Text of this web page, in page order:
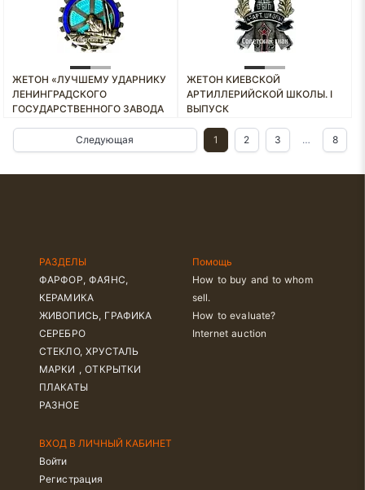
ЖЕТОН «ЛУЧШЕМУ УДАРНИКУ
ЛЕНИНГРАДСКОГО
ГОСУДАРСТВЕННОГО ЗАВОДА
ИМ. МАКСА ГЕЛЬЦА. 1932»
ЖЕТОН КИЕВСКОЙ
АРТИЛЛЕРИЙСКОЙ ШКОЛЫ. I
ВЫПУСК
Следующая 1 2 3 … 8
РАЗДЕЛЫ
ФАРФОР, ФАЯНС,
КЕРАМИКА
ЖИВОПИСЬ, ГРАФИКА
СЕРЕБРО
СТЕКЛО, ХРУСТАЛЬ
МАРКИ , ОТКРЫТКИ
ПЛАКАТЫ
РАЗНОЕ
Помощь
How to buy and to whom
sell.
How to evaluate?
Internet auction
ВХОД В ЛИЧНЫЙ КАБИНЕТ
Войти
Регистрация